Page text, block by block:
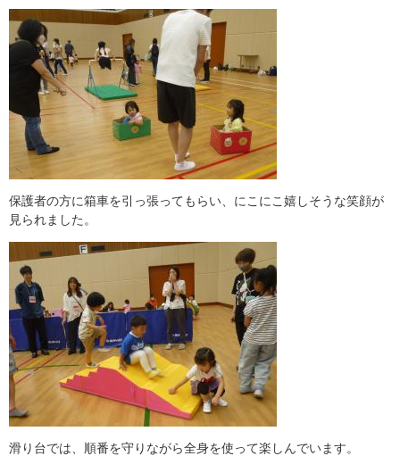
保護者の方に箱車を引っ張ってもらい、にこにこ嬉しそうな笑顔が
見られました。
滑り台では、順番を守りながら全身を使って楽しんでいます。